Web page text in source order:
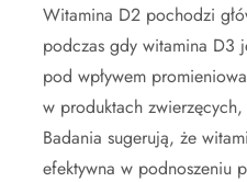
Witamina D2 pochodzi
podczas gdy witamina D3
pod wpływem
w produktach
Badania sugerują, że
efektywna w podnoszeniu